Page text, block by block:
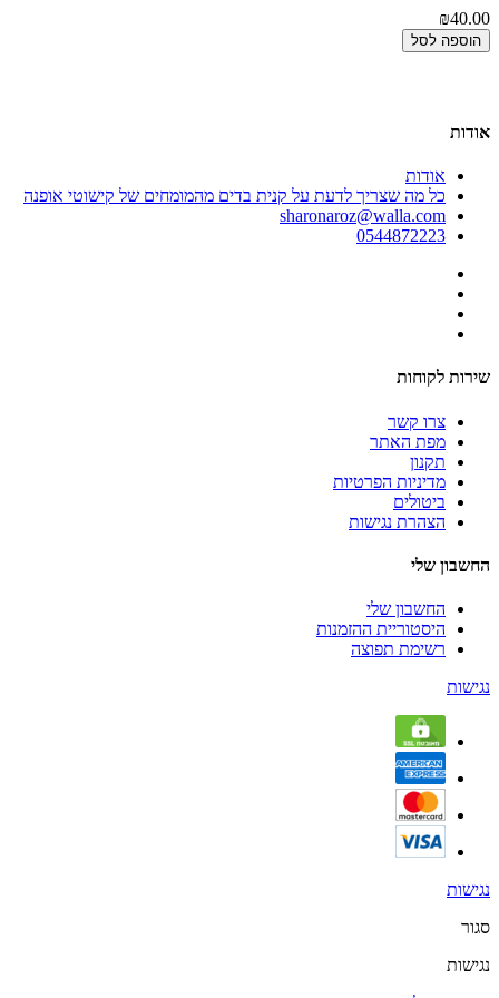
₪40.00
הוספה לסל
אודות
אודות
כל מה שצריך לדעת על קנית בדים מהמומחים של קישוטי אופנה
sharonaroz@walla.com
0544872223
שירות לקוחות
צרו קשר
מפת האתר
תקנון
מדיניות הפרטיות
ביטולים
הצהרת נגישות
החשבון שלי
החשבון שלי
היסטוריית ההזמנות
רשימת תפוצה
נגישות
נגישות
סגור
נגישות